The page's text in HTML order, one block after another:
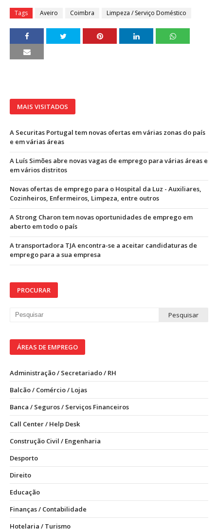
Tags Aveiro Coimbra Limpeza / Serviço Doméstico
MAIS VISITADOS
A Securitas Portugal tem novas ofertas em várias zonas do país
e em várias áreas
A Luís Simões abre novas vagas de emprego para várias áreas e
em vários distritos
Novas ofertas de emprego para o Hospital da Luz - Auxiliares,
Cozinheiros, Enfermeiros, Limpeza, entre outros
A Strong Charon tem novas oportunidades de emprego em
aberto em todo o país
A transportadora TJA encontra-se a aceitar candidaturas de
emprego para a sua empresa
PROCURAR
ÁREAS DE EMPREGO
Administração / Secretariado / RH
Balcão / Comércio / Lojas
Banca / Seguros / Serviços Financeiros
Call Center / Help Desk
Construção Civil / Engenharia
Desporto
Direito
Educação
Finanças / Contabilidade
Hotelaria / Turismo